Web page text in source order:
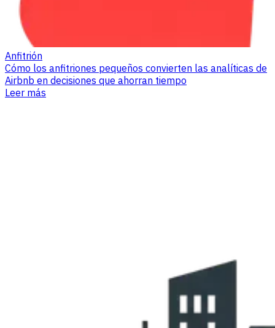
Anfitrión
Cómo los anfitriones pequeños convierten las analíticas de
Airbnb en decisiones que ahorran tiempo
Leer más